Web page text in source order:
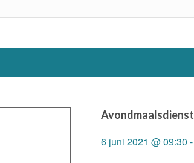
Avondmaalsdienst
6 juni 2021 @ 09:30 -